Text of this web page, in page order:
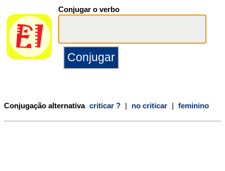
Conjugar o verbo
Conjugação alternativa criticar ? | no criticar | feminino